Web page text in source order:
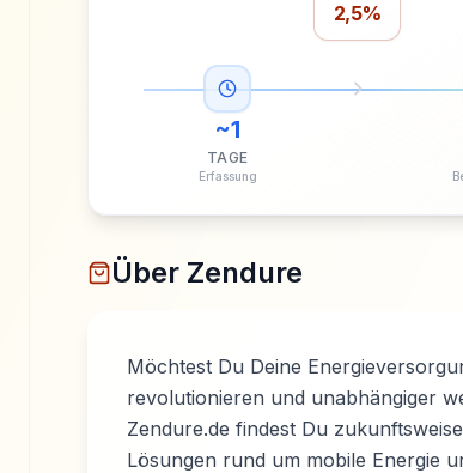
2,5%
~1
TAGE
Erfassung
Über Zendure
Möchtest Du Deine
revolutionieren und unabhängiger
Zendure.de findest Du
Lösungen rund um mobile Energie